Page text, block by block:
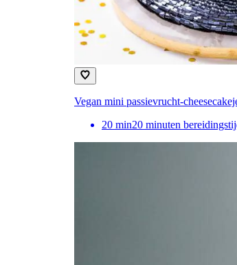
Vegan mini passievrucht-
20 min20 minuten